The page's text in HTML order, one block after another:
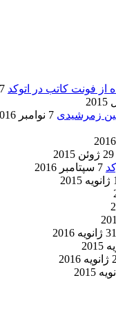
از فونت کاتب در اتوکد 7 آگوست 2017
زمرشیدی 7 نوامبر 2016
29 ژوئن 2015
7 سپتامبر 2016
31 ژانویه 2016